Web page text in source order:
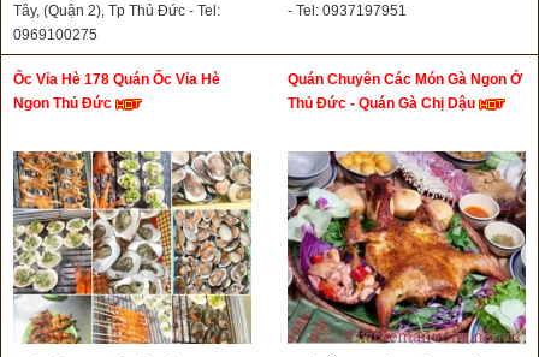
Tây, (Quận 2), Tp Thủ Đức - Tel:
0969100275
- Tel: 0937197951
Ốc Vỉa Hè 178 Quán Ốc Vỉa Hè
Ngon Thủ Đức
Quán Chuyên Các Món Gà Ngon Ở
Thủ Đức - Quán Gà Chị Dậu